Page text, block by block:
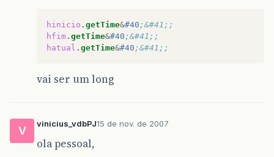
hinicio . getTime&#40 ;&#41;;
hfim . getTime&#40 ;&#41;;
hatual . getTime&#40 ;&#41;;
vai ser um long
V
vinicius_vdbPJ15 de nov. de 2007
ola pessoal,